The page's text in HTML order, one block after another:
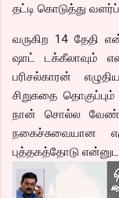
தட்டி கொடுத்து
வருகிற 14 தேதி
ஷாட் டக்கீலாவும்
பரிசல்காரன்
சிறுகதை
நான் சொல்ல
நகைச்சுவையான
புத்தகத்தோடு